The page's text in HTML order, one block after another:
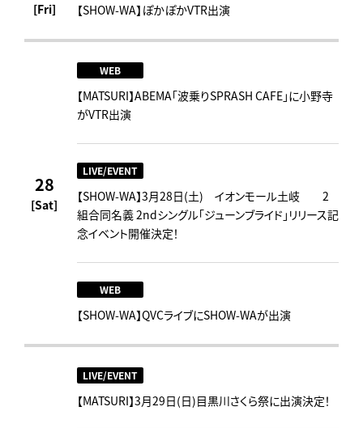
[Fri] 【SHOW-WA】ぽかぽかVTR出演
28
[Sat]
WEB
【MATSURI】ABEMA「波乗りSPRASH CAFE」に小野寺
がVTR出演
LIVE/EVENT
【SHOW-WA】3月28日(土) イオンモール土岐 2
組合同名義 2ndシングル「ジューンブライド」リリース記
念イベント開催決定！
WEB
【SHOW-WA】QVCライブにSHOW-WAが出演
LIVE/EVENT
【MATSURI】3月29日(日)目黒川さくら祭に出演決定！